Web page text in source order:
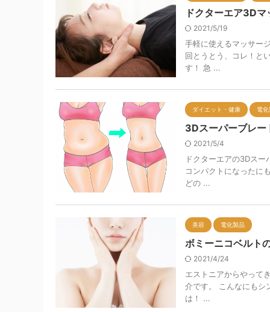
ドクターエア3D
2021/5/19
手軽に使えるマッサー
回とうとう、コレ！と
す！ 急 ...
ダイエット・健康 電
3Dスーパーブレー
2021/5/4
ドクターエアの3Dス
コンパクトになったに
どの ...
美容 電化製品
ボミーニコベルト
2021/4/24
エストニアからやって
介です。 こんなにもシ
は！ ...